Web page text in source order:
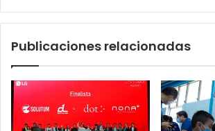
Publicaciones relacionadas